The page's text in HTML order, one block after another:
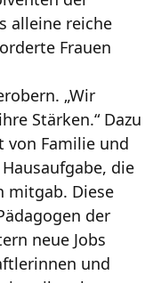
alleine reiche
Frauen
„Wir
Stärken.“ Dazu
von Familie und
die
mitgab. Diese
der
neue Jobs
und